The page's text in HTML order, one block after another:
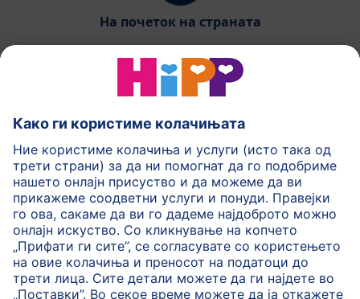
На почеток на страната
HiPP Млечни формули
HiPP Храна за бебиња
HiPP за деца
HiPP Нега за кожа
HiPP Бременост
Политика на приватност
Услови на користење
Импринт
Повеќе за HiPP Контакт